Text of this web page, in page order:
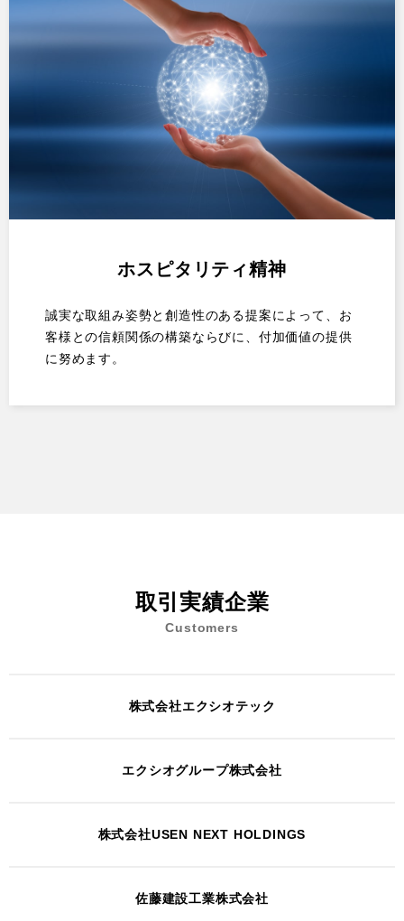
ホスピタリティ精神
誠実な取組み姿勢と創造性のある提案によって、お
客様との信頼関係の構築ならびに、付加価値の提供
に努めます。
取引実績企業
Customers
株式会社エクシオテック
エクシオグループ株式会社
株式会社USEN NEXT HOLDINGS
佐藤建設工業株式会社